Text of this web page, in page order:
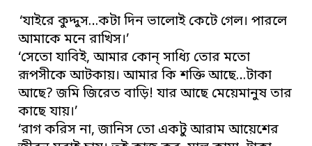
‘যাইরে কুদ্দুস…কটা দিন ভালোই কেটে গেল। পারলে
আমাকে মনে রাখিস।’
‘সেতো যাবিই, আমার কোন্ সাধ্যি তোর মতো
রূপসীকে আটকায়। আমার কি শক্তি আছে…টাকা
আছে? জমি জিরেত বাড়ি! যার আছে মেয়েমানুষ তার
কাছে যায়।’
‘রাগ করিস না, জানিস তো একটু আরাম আয়েশের